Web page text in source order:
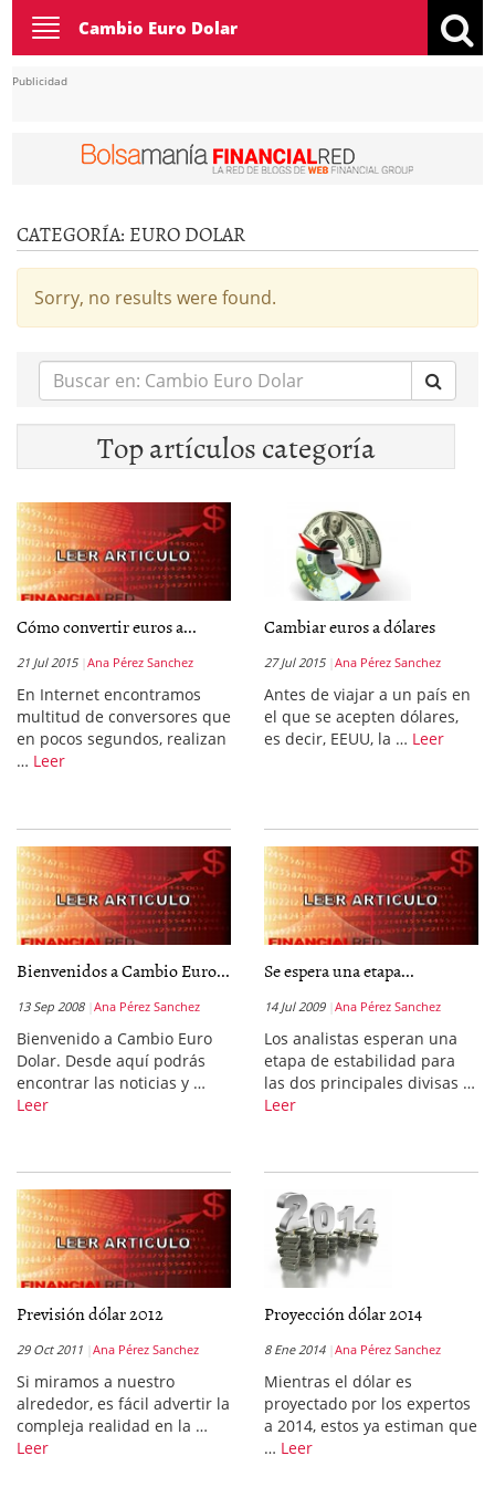
Toggle
navigation
Cambio Euro Dolar
Publicidad
CATEGORÍA: EURO DOLAR
Sorry, no results were found.
Buscar
en:
Top artículos categoría
Cómo convertir euros a...
21 Jul 2015 Ana Pérez Sanchez
En Internet encontramos
multitud de conversores que
en pocos segundos, realizan
… Leer
Cambiar euros a dólares
27 Jul 2015 Ana Pérez Sanchez
Antes de viajar a un país en
el que se acepten dólares,
es decir, EEUU, la … Leer
Bienvenidos a Cambio Euro...
13 Sep 2008 Ana Pérez Sanchez
Bienvenido a Cambio Euro
Dolar. Desde aquí podrás
encontrar las noticias y …
Leer
Se espera una etapa...
14 Jul 2009 Ana Pérez Sanchez
Los analistas esperan una
etapa de estabilidad para
las dos principales divisas …
Leer
Previsión dólar 2012
29 Oct 2011 Ana Pérez Sanchez
Si miramos a nuestro
alrededor, es fácil advertir la
compleja realidad en la …
Leer
Proyección dólar 2014
8 Ene 2014 Ana Pérez Sanchez
Mientras el dólar es
proyectado por los expertos
a 2014, estos ya estiman que
… Leer